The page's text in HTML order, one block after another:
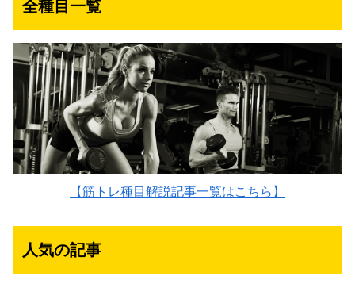
全種目一覧
【筋トレ種目解説記事一覧はこちら】
人気の記事